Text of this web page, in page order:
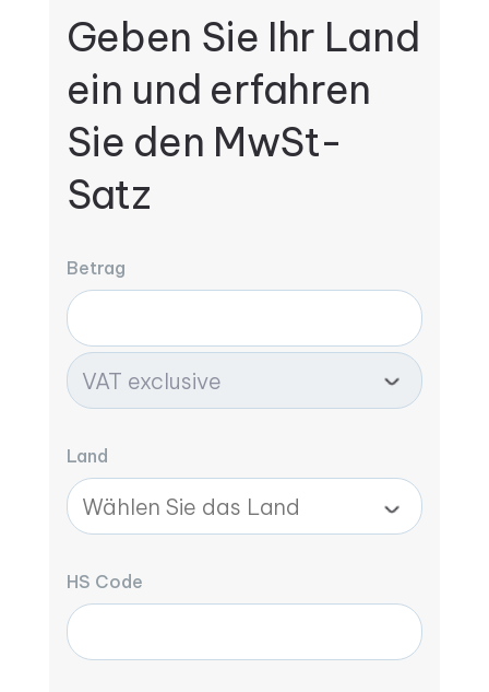
Geben Sie Ihr Land
ein und erfahren
Sie den MwSt-
Satz
Betrag
Land
HS Code